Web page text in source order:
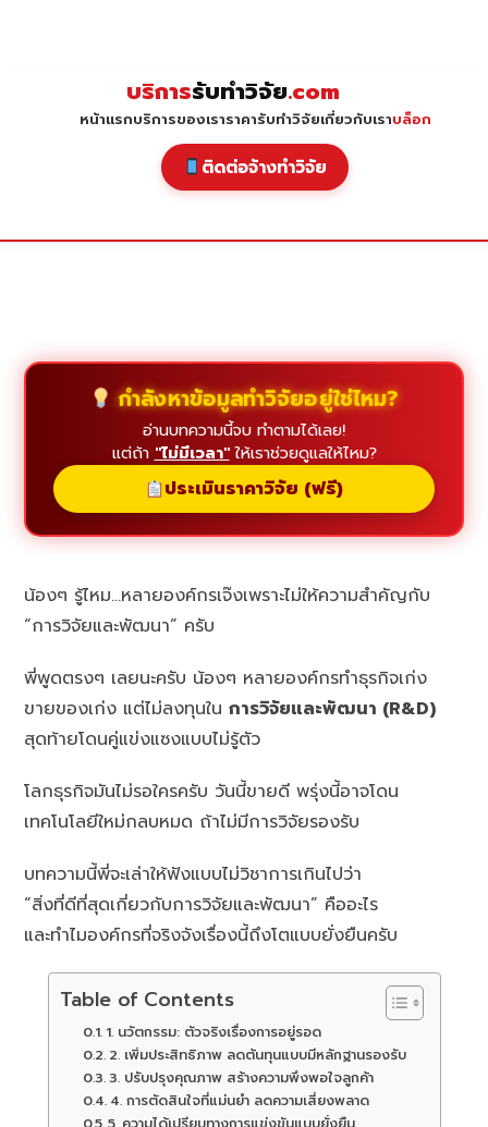
บริการรับทำวิจัย.com
หน้าแรกบริการของเราราคารับทำวิจัยเกี่ยวกับเราบล็อก
ติดต่อจ้างทำวิจัย
กำลังหาข้อมูลทำวิจัยอยู่ใช่ไหม?
อ่านบทความนี้จบ ทำตามได้เลย!
แต่ถ้า "ไม่มีเวลา"ให้เราช่วยดูแลให้ไหม?
ประเมินราคาวิจัย (ฟรี)
น้องๆ รู้ไหม…หลายองค์กรเจ๊งเพราะไม่ให้ความสำคัญกับ
“การวิจัยและพัฒนา” ครับ
พี่พูดตรงๆ เลยนะครับ น้องๆ หลายองค์กรทำธุรกิจเก่ง
ขายของเก่ง แต่ไม่ลงทุนในการวิจัยและพัฒนา (R&D)
สุดท้ายโดนคู่แข่งแซงแบบไม่รู้ตัว
โลกธุรกิจมันไม่รอใครครับ วันนี้ขายดี พรุ่งนี้อาจโดน
เทคโนโลยีใหม่กลบหมด ถ้าไม่มีการวิจัยรองรับ
บทความนี้พี่จะเล่าให้ฟังแบบไม่วิชาการเกินไปว่า
“สิ่งที่ดีที่สุดเกี่ยวกับการวิจัยและพัฒนา” คืออะไร
และทำไมองค์กรที่จริงจังเรื่องนี้ถึงโตแบบยั่งยืนครับ
Table of Contents
1. นวัตกรรม: ตัวจริงเรื่องการอยู่รอด
2. เพิ่มประสิทธิภาพ ลดต้นทุนแบบมีหลักฐานรองรับ
3. ปรับปรุงคุณภาพ สร้างความพึงพอใจลูกค้า
4. การตัดสินใจที่แม่นยำ ลดความเสี่ยงพลาด